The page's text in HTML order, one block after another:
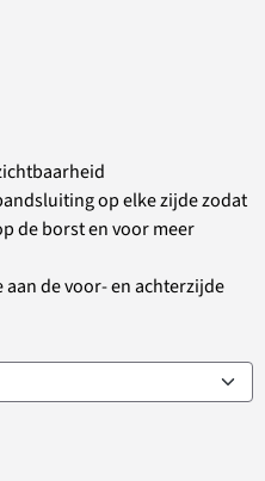
op elke zijde zodat
de borst en voor meer
de voor- en achterzijde